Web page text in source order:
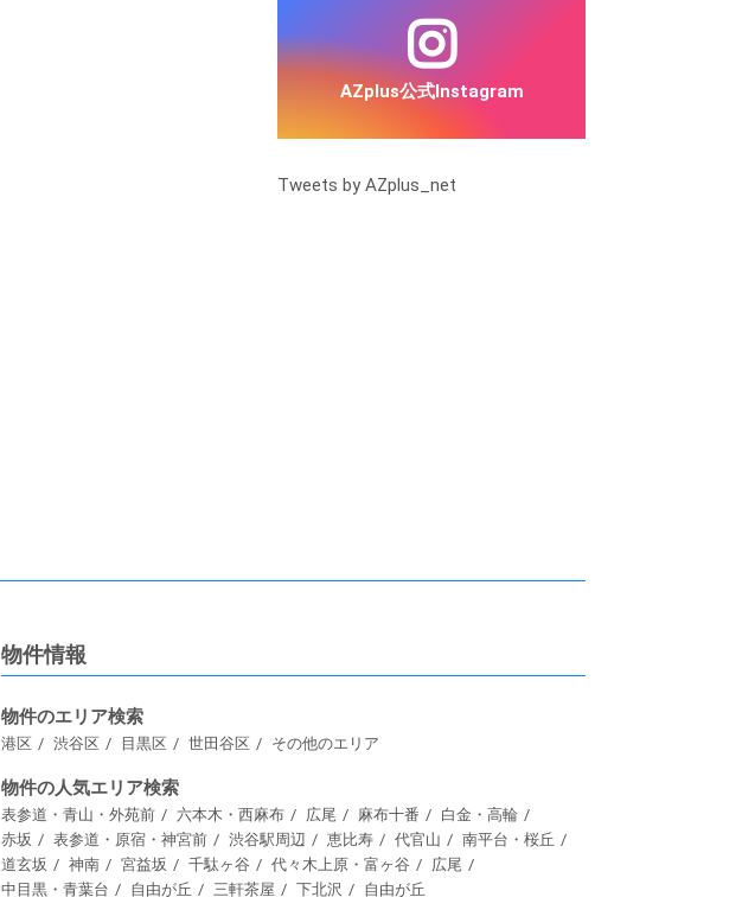
AZplus公式Instagram
Tweets by AZplus_net
物件情報
物件のエリア検索
港区 渋谷区 目黒区 世田谷区 その他のエリア
物件の人気エリア検索
表参道・青山・外苑前 六本木・西麻布 広尾 麻布十番
白金・高輪
赤坂
表参道・原宿・神宮前 渋谷駅周辺 恵比寿 代官山
南平台・桜丘
道玄坂
神南 宮益坂 千駄ヶ谷 代々木上原・富ヶ谷
広尾
中目黒・青葉台
自由が丘 三軒茶屋 下北沢 自由が丘